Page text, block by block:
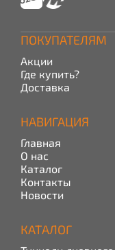
ПОКУПАТЕЛЯМ
Акции
Где купить?
Доставка
НАВИГАЦИЯ
Главная
О нас
Каталог
Контакты
Новости
КАТАЛОГ